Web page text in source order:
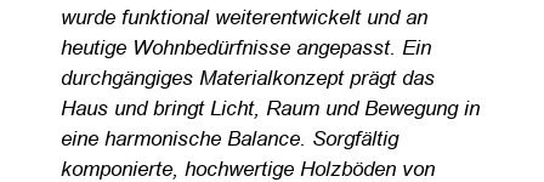
wurde funktional weiterentwickelt und an
heutige Wohnbedürfnisse angepasst. Ein
durchgängiges Materialkonzept prägt das
Haus und bringt Licht, Raum und Bewegung in
eine harmonische Balance. Sorgfältig
komponierte, hochwertige Holzböden von